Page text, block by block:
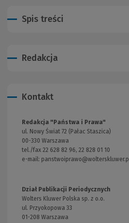
Spis treści
Redakcja
Kontakt
Redakcja "Państwa i Prawa"
ul. Nowy Świat 72 (Pałac Staszica)
00-330 Warszawa
tel./fax 22 628 82 96, 22 828 01 10
e-mail: panstwoiprawo@wolterskluwer.pl
Dział Publikacji Periodycznych
Wolters Kluwer Polska sp. z o.o.
ul. Przyokopowa 33
01-208 Warszawa